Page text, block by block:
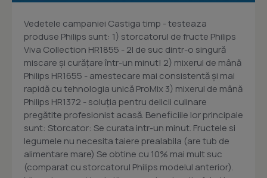
Vedetele campaniei Castiga timp - testeaza
produse Philips sunt: 1) storcatorul de fructe Philips
Viva Collection HR1855 - 2l de suc dintr-o singură
miscare şi curăţare într-un minut! 2) mixerul de mână
Philips HR1655 - amestecare mai consistentă şi mai
rapidă cu tehnologia unică ProMix 3) mixerul de mână
Philips HR1372 - soluţia pentru delicii culinare
pregătite profesionist acasă. Beneficiile lor principale
sunt: Storcator: Se curata intr-un minut. Fructele si
legumele nu necesita taiere prealabila (are tub de
alimentare mare) Se obtine cu 10% mai mult suc
(comparat cu storcatorul Philips modelul anterior).